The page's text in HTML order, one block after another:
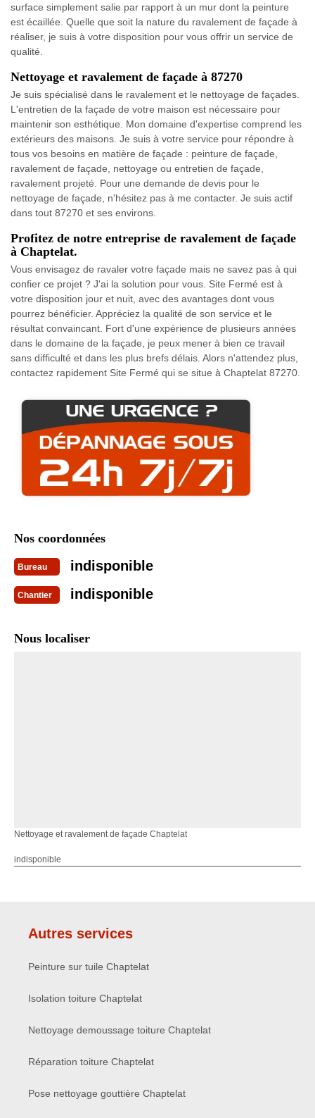
surface simplement salie par rapport à un mur dont la peinture
est écaillée. Quelle que soit la nature du ravalement de façade à
réaliser, je suis à votre disposition pour vous offrir un service de
qualité.
Nettoyage et ravalement de façade à 87270
Je suis spécialisé dans le ravalement et le nettoyage de façades.
L'entretien de la façade de votre maison est nécessaire pour
maintenir son esthétique. Mon domaine d'expertise comprend les
extérieurs des maisons. Je suis à votre service pour répondre à
tous vos besoins en matière de façade : peinture de façade,
ravalement de façade, nettoyage ou entretien de façade,
ravalement projeté. Pour une demande de devis pour le
nettoyage de façade, n'hésitez pas à me contacter. Je suis actif
dans tout 87270 et ses environs.
Profitez de notre entreprise de ravalement de façade
à Chaptelat.
Vous envisagez de ravaler votre façade mais ne savez pas à qui
confier ce projet ? J'ai la solution pour vous. Site Fermé est à
votre disposition jour et nuit, avec des avantages dont vous
pourrez bénéficier. Appréciez la qualité de son service et le
résultat convaincant. Fort d'une expérience de plusieurs années
dans le domaine de la façade, je peux mener à bien ce travail
sans difficulté et dans les plus brefs délais. Alors n'attendez plus,
contactez rapidement Site Fermé qui se situe à Chaptelat 87270.
Nos coordonnées
Bureau indisponible
Chantier indisponible
Nous localiser
Nettoyage et ravalement de façade Chaptelat
indisponible
Autres services
Peinture sur tuile Chaptelat
Isolation toiture Chaptelat
Nettoyage demoussage toiture Chaptelat
Réparation toiture Chaptelat
Pose nettoyage gouttière Chaptelat